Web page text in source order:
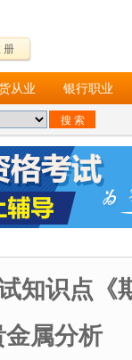
册
从业 银行职业
知识点《
金属分析